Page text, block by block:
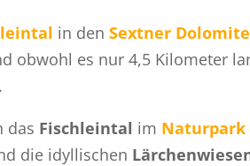
in denSextner
obwohl es nur 4,5 Kilometer
das Fischleintal im Naturpark
die idyllischen